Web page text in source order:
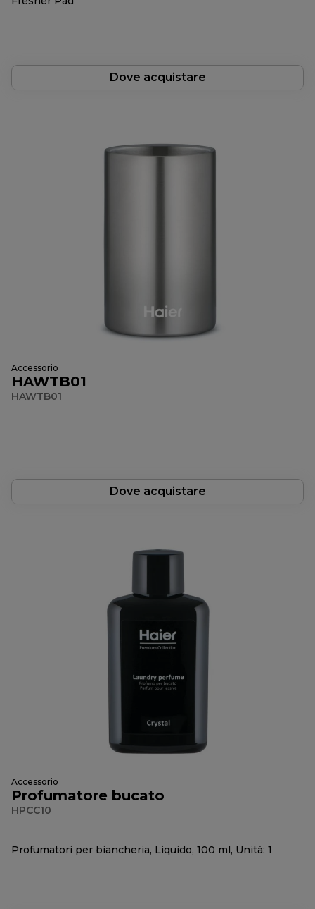
Dove acquistare
Accessorio
HAWTB01
HAWTB01
Dove acquistare
Accessorio
Profumatore bucato
HPCC10
Profumatori per biancheria, Liquido, 100 ml, Unità: 1